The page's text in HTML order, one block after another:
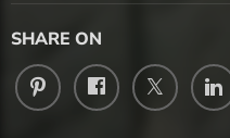
SHARE ON